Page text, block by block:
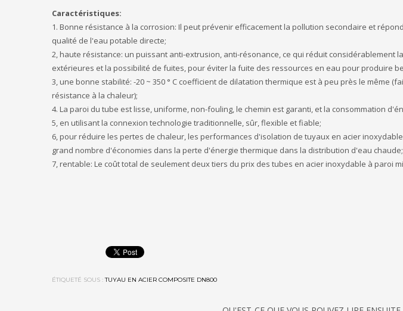
Caractéristiques:
1. Bonne résistance à la corrosion: Il peut prévenir efficacement la pollution secondaire et
qualité de l'eau potable directe;
2, haute résistance: un puissant anti-extrusion, anti-résonance, ce qui réduit considérablement
extérieures et la possibilité de fuites, pour éviter la fuite des ressources en eau pour produire
3, une bonne stabilité: -20 ~ 350 ° C coefficient de dilatation thermique est à peu près le même
résistance à la chaleur);
4. La paroi du tube est lisse, uniforme, non-fouling, le chemin est garanti, et la consommation
5, en utilisant la connexion technologie traditionnelle, sûr, flexible et fiable;
6, pour réduire les pertes de chaleur, les performances d'isolation de tuyaux en acier
grand nombre d'économies dans la perte d'énergie thermique dans la distribution d'eau chaude;
7, rentable: Le coût total de seulement deux tiers du prix des tubes en acier inoxydable à paroi
ÉTIQUETÉ SOUS : TUYAU EN ACIER COMPOSITE DN800